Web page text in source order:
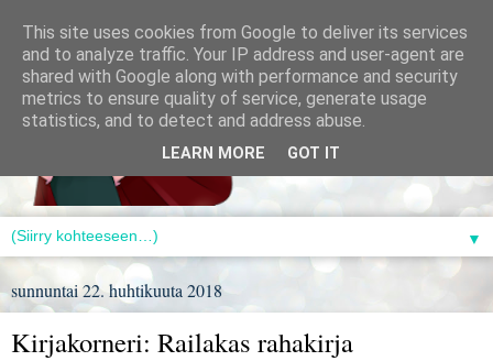
▼
sunnuntai 22. huhtikuuta 2018
Kirjakorneri: Railakas rahakirja
This site uses cookies from Google to deliver its services
and to analyze traffic. Your IP address and user-agent are
shared with Google along with performance and security
metrics to ensure quality of service, generate usage
statistics, and to detect and address abuse.
LEARN MORE GOT IT